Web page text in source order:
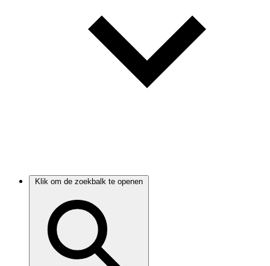
Klik om de zoekbalk te openen